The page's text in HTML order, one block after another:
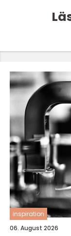
inspiration
06. August 2026